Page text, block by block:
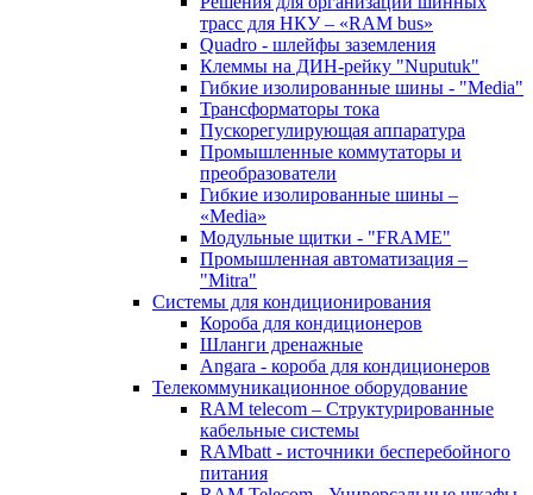
трасс для НКУ – «RAM bus»
Quadro - шлейфы заземления
Клеммы на ДИН-рейку "Nuputuk"
Гибкие изолированные шины - "Media"
Трансформаторы тока
Пускорегулирующая аппаратура
Промышленные коммутаторы и
преобразователи
Гибкие изолированные шины –
«Media»
Модульные щитки - "FRAME"
Промышленная автоматизация –
"Mitra"
Системы для кондиционирования
Короба для кондиционеров
Шланги дренажные
Angara - короба для кондиционеров
Телекоммуникационное оборудование
RAM telecom – Структурированные
кабельные системы
RAMbatt - источники бесперебойного
питания